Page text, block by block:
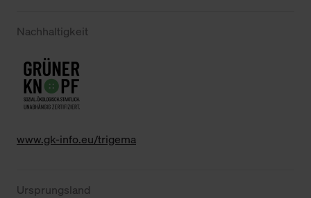
Nachhaltigkeit
www.gk-info.eu/trigema
Ursprungsland